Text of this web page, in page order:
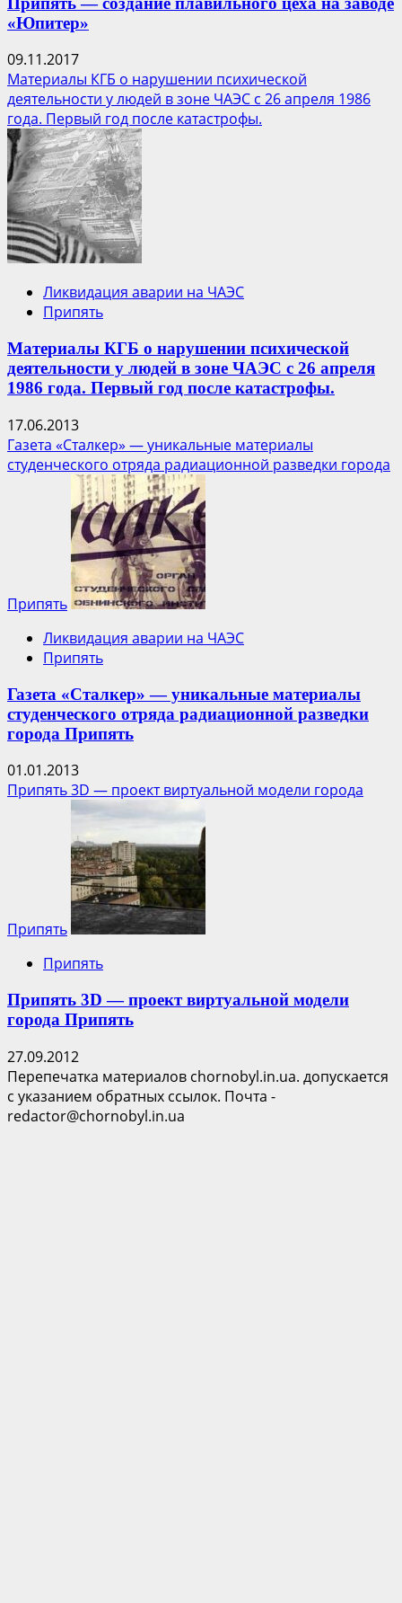
«Юпитер»
09.11.2017
Материалы КГБ о нарушении психической
деятельности у людей в зоне ЧАЭС с 26 апреля 1986
года. Первый год после катастрофы.
Ликвидация аварии на ЧАЭС
Припять
Материалы КГБ о нарушении психической
деятельности у людей в зоне ЧАЭС с 26 апреля
1986 года. Первый год после катастрофы.
17.06.2013
Газета «Сталкер» — уникальные материалы
студенческого отряда радиационной разведки города
Припять
Ликвидация аварии на ЧАЭС
Припять
Газета «Сталкер» — уникальные материалы
студенческого отряда радиационной разведки
города Припять
01.01.2013
Припять 3D — проект виртуальной модели города
Припять
Припять
Припять 3D — проект виртуальной модели
города Припять
27.09.2012
Перепечатка материалов chornobyl.in.ua. допускается
с указанием обратных ссылок. Почта -
redactor@chornobyl.in.ua